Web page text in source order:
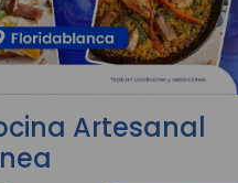
Artesanal